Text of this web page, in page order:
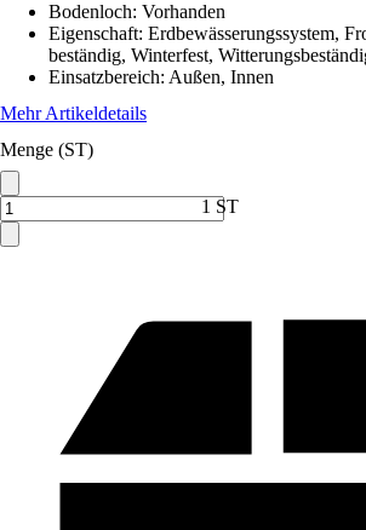
Bodenloch: Vorhanden
Eigenschaft: Erdbewässerungssystem,
beständig, Winterfest,
Einsatzbereich: Außen, Innen
Mehr Artikeldetails
Menge (ST)
1 ST